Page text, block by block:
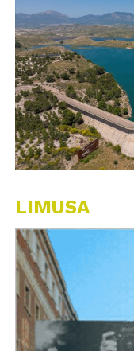
LIMUSA